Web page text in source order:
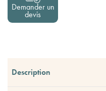
Demander un
devis
Description